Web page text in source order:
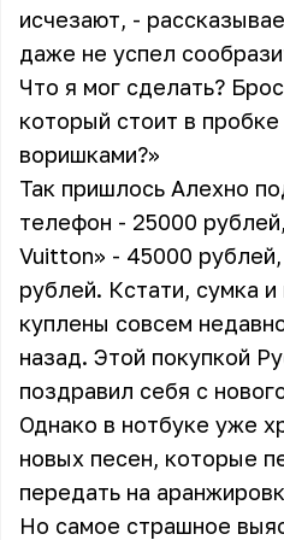
исчезают, -
даже не успел
Что я мог сделать?
который стоит в
воришками?»
Так пришлось Алехно
телефон - 25000
Vuitton» - 45000
рублей. Кстати, сумка
куплены совсем
назад. Этой покупкой
поздравил себя с
Однако в нотбуке уже
новых песен, которые
передать на
Но самое страшное